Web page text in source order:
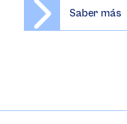
Saber más